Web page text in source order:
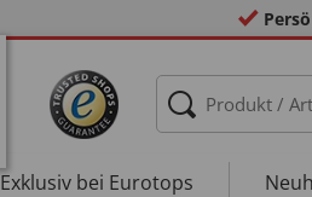
Exklusiv bei Eurotops